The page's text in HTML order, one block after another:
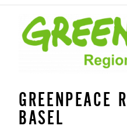
GREENPEACE
BASEL